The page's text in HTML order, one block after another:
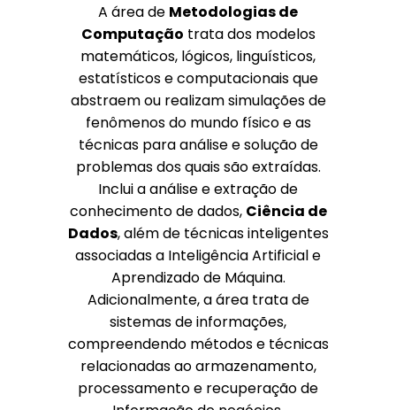
A área de Metodologias de
Computação trata dos modelos
matemáticos, lógicos, linguísticos,
estatísticos e computacionais que
abstraem ou realizam simulações de
fenômenos do mundo físico e as
técnicas para análise e solução de
problemas dos quais são extraídas.
Inclui a análise e extração de
conhecimento de dados, Ciência de
Dados, além de técnicas inteligentes
associadas a Inteligência Artificial e
Aprendizado de Máquina.
Adicionalmente, a área trata de
sistemas de informações,
compreendendo métodos e técnicas
relacionadas ao armazenamento,
processamento e recuperação de